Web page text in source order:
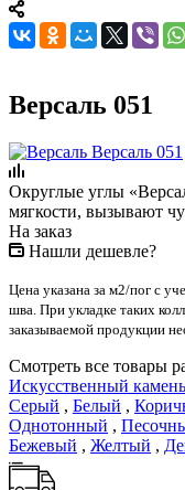
Версаль 051
Округлые углы
мягкости, вызывают
На заказ
Нашли дешевле?
Цена указана за м2/пог с
шва. При укладке таких
заказываемой продукции
Смотреть все товары
Искусственный камень
Серый , Белый ,
Однотонный ,
Бежевый , Желтый ,